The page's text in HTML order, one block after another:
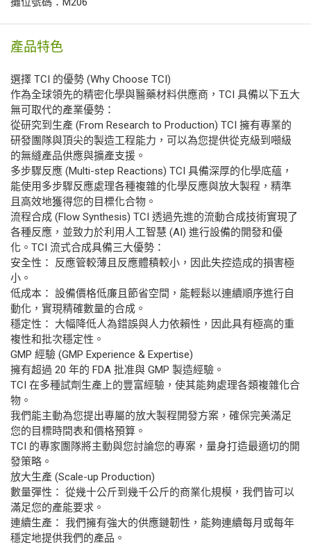
產品特色
選擇 TCI 的優勢 (Why Choose TCI)
作為全球領先的精密化學與醫藥材料供應商，TCI 具備以下五大
無可取代的產業優勢：
從研究到生產 (From Research to Production) TCI 擁有專業的
研發團隊與頂尖的製造工程能力，可以為您提供從克級到噸級
的無縫產品供應與擴產支援。
多步驟反應 (Multi-step Reactions) TCI 具備深厚的化學底蘊，
能使用多步驟反應處理各種複雜的化學反應與放大製程，精準
且高效地獲得您的目標化合物。
流程合成 (Flow Synthesis) TCI 透過先進的流動合成技術實現了
各種反應，並致力於利用人工智慧 (AI) 進行設備的開發和優
化。TCI 流式合成具備三大優勢：
安全性： 反應管較薄且反應體積較小，因此失控造成的損害極
小。
低成本： 設備價格低廉且節省空間，能輕鬆以連續順序進行自
動化，實現精確數量的合成。
穩定性： 大幅降低人為錯誤與人力依賴性，因此具有極高的重
複性和批次穩定性。
GMP 經驗 (GMP Experience & Expertise)
擁有超過 20 年的 FDA 批准與 GMP 製造經驗。
TCI 在多種試劑生產上的豐富經驗，使其能夠處理各類複雜化合
物。
我們能主動為您提出專屬的放大製程開發方案，確保完美滿足
您的目標時間表和價格預算。
TCI 的專家團隊將主動與您討論您的專案，量身打造最適切的開
發策略。
放大生產 (Scale-up Production)
數量彈性： 從幾十公斤到幾千公斤的商業化規模，我們皆可以
滿足您的產能要求。
連續生產： 我們擁有強大的供應鏈韌性，能夠連續每月或每年
穩定地提供我們的產品。